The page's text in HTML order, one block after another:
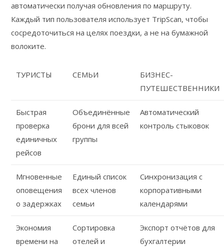
автоматически получая обновления по маршруту.
Каждый тип пользователя использует TripScan, чтобы
сосредоточиться на целях поездки, а не на бумажной
волоките.
ТУРИСТЫ СЕМЬИ
БИЗНЕС-
ПУТЕШЕСТВЕННИКИ
Быстрая
проверка
единичных
рейсов
Объединённые
брони для всей
группы
Автоматический
контроль стыковок
Мгновенные
оповещения
о задержках
Единый список
всех членов
семьи
Синхронизация с
корпоративными
календарями
Экономия
времени на
Сортировка
отелей и
Экспорт отчётов для
бухгалтерии